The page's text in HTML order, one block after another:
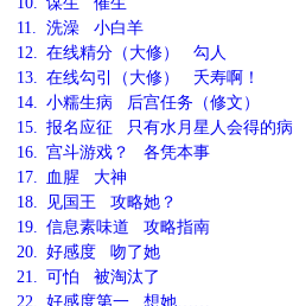
11. 洗澡 小白羊
12. 在线精分（大修） 勾人
13. 在线勾引（大修） 夭寿啊！
14. 小糯生病 后宫任务（修文）
15. 报名应征 只有水月星人会得的病
16. 宫斗游戏？ 各凭本事
17.
血腥 大神
18.
见国王 攻略她？
19. 信息素味道 攻略指南
20. 好感度 吻了她
21. 可怕 被淘汰了
22. 好感度第一 想她……